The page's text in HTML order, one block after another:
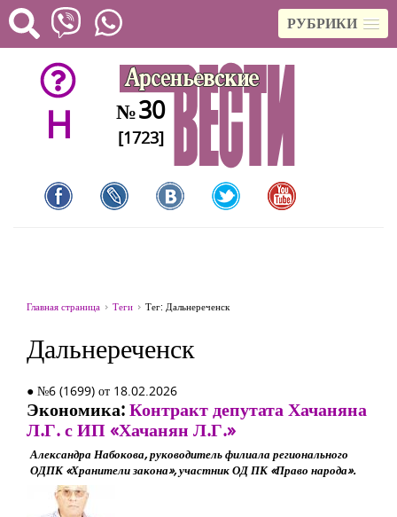
РУБРИКИ
H №30
[1723]
Главная страница Теги Тег: Дальнереченск
Дальнереченск
● №6 (1699) от 18.02.2026
Экономика:Контракт депутата Хачаняна
Л.Г. с ИП «Хачанян Л.Г.»
Александра Набокова, руководитель филиала регионального
ОДПК «Хранители закона», участник ОД ПК «Право народа».